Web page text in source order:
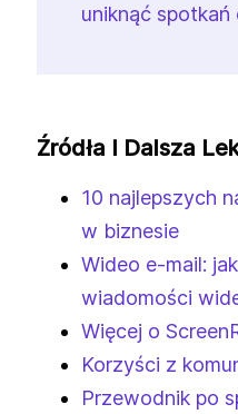
uniknąć spotkań
Źródła I Dalsza
10 najlepszych
w biznesie
Wideo e-mail:
wiadomości
Więcej o
Korzyści z
Przewodnik po